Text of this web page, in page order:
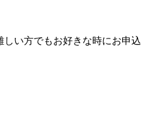
い方でもお好きな時にお申込